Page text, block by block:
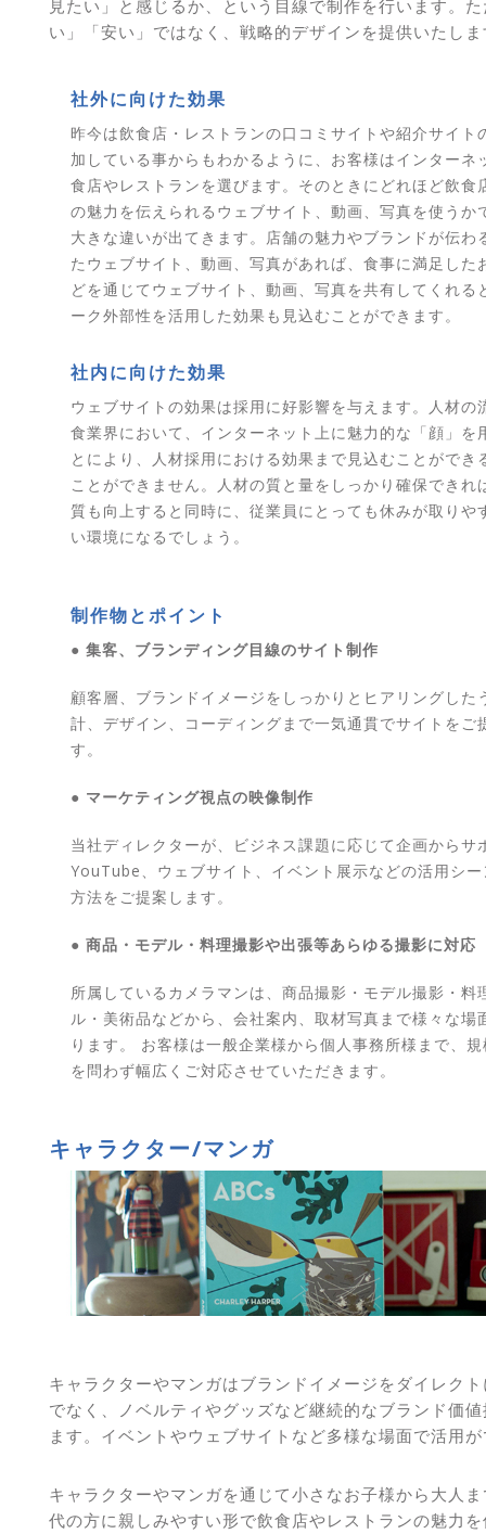
見たい」と感じるか、という目線で制作を行います。
い」「安い」ではなく、戦略的デザインを提供いたし
社外に向けた効果
昨今は飲食店・レストランの口コミサイトや紹介サイト
加している事からもわかるように、お客様はインターネ
食店やレストランを選びます。そのときにどれほど飲食
の魅力を伝えられるウェブサイト、動画、写真を使うか
大きな違いが出てきます。店舗の魅力やブランドが伝わ
たウェブサイト、動画、写真があれば、食事に満足した
どを通じてウェブサイト、動画、写真を共有してくれる
ーク外部性を活用した効果も見込むことができます。
社内に向けた効果
ウェブサイトの効果は採用に好影響を与えます。人材の
食業界において、インターネット上に魅力的な「顔」を
とにより、人材採用における効果まで見込むことができ
ことができません。人材の質と量をしっかり確保できれ
質も向上すると同時に、従業員にとっても休みが取りや
い環境になるでしょう。
制作物とポイント
● 集客、ブランディング目線のサイト制作
顧客層、ブランドイメージをしっかりとヒアリングした
計、デザイン、コーディングまで一気通貫でサイトをご
す。
● マーケティング視点の映像制作
当社ディレクターが、ビジネス課題に応じて企画からサ
YouTube、ウェブサイト、イベント展示などの活用シ
方法をご提案します。
● 商品・モデル・料理撮影や出張等あらゆる撮影に対応
所属しているカメラマンは、商品撮影・モデル撮影・料
ル・美術品などから、会社案内、取材写真まで様々な場
ります。 お客様は一般企業様から個人事務所様まで、
を問わず幅広くご対応させていただきます。
キャラクター/マンガ
キャラクターやマンガはブランドイメージをダイレク
でなく、ノベルティやグッズなど継続的なブランド価
ます。イベントやウェブサイトなど多様な場面で活用
キャラクターやマンガを通じて小さなお子様から大人
代の方に親しみやすい形で飲食店やレストランの魅力